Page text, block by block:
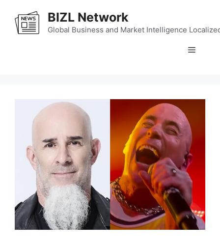
content
BIZL Network
Global Business and Market Intelligence
Menu